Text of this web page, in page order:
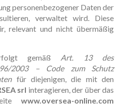
personenbezogener Daten der
verwaltet wird. Diese
relevant und nicht übermäßig
gemäß Art. 13 des
2003 – Code zum Schutz
für diejenigen, die mit den
srl interagieren, der über das
www.oversea-online.com